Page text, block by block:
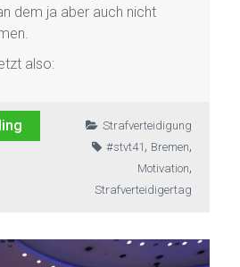
dem ja aber auch nicht
also:
Strafverteidigung
#stvt41 , Bremen,
Motivation,
Strafverteidigertag